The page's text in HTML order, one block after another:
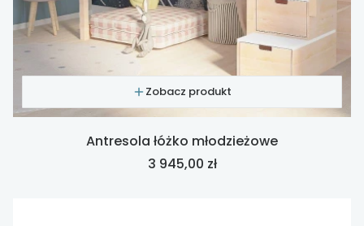
Zobacz produkt
Antresola łóżko młodzieżowe
Cena
3 945,00 zł